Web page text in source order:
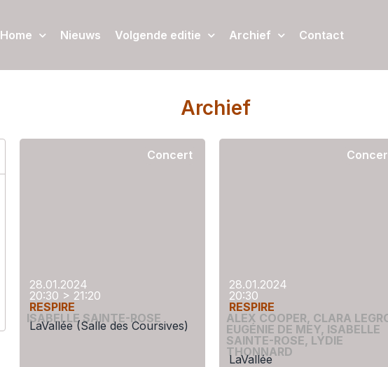
Home Nieuws Volgende editie Archief Contact
Archief
28.01.2024
20:30 > 21:20
RESPIRE
ISABELLE SAINTE-ROSE
LaVallée (Salle des Coursives)
Concert
28.01.2024
20:30
RESPIRE
ALEX COOPER, CLARA
EUGÉNIE DE MEY, ISABELLE
SAINTE-ROSE, LYDIE
THONNARD
LaVallée